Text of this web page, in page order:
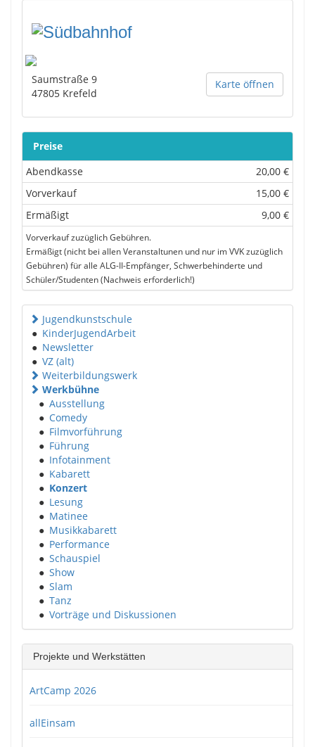
Karte öffnen
Saumstraße 9
47805 Krefeld
Preise
Abendkasse
20,00 €
Vorverkauf
15,00 €
Ermäßigt
9,00 €
Vorverkauf zuzüglich Gebühren.
Ermäßigt (nicht bei allen Veranstaltunen und nur im VVK zuzüglich
Gebühren) für alle ALG-II-Empfänger, Schwerbehinderte und
Schüler/Studenten (Nachweis erforderlich!)
Jugendkunstschule
● KinderJugendArbeit
● Newsletter
● VZ (alt)
Weiterbildungswerk
Werkbühne
● Ausstellung
● Comedy
● Filmvorführung
● Führung
● Infotainment
● Kabarett
● Konzert
● Lesung
● Matinee
● Musikkabarett
● Performance
● Schauspiel
● Show
● Slam
● Tanz
● Vorträge und Diskussionen
Projekte und Werkstätten
ArtCamp 2026
allEinsam